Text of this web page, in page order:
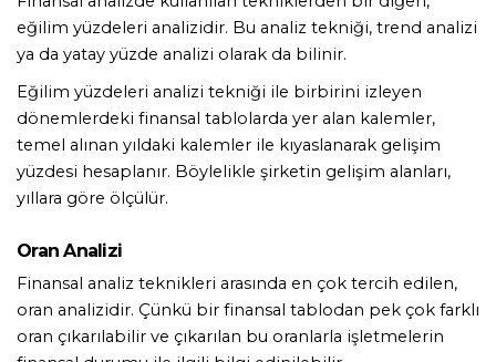
eğilim yüzdeleri analizidir. Bu analiz tekniği, trend analizi
ya da yatay yüzde analizi olarak da bilinir.
Eğilim yüzdeleri analizi tekniği ile birbirini izleyen
dönemlerdeki finansal tablolarda yer alan kalemler,
temel alınan yıldaki kalemler ile kıyaslanarak gelişim
yüzdesi hesaplanır. Böylelikle şirketin gelişim alanları,
yıllara göre ölçülür.
Oran Analizi
Finansal analiz teknikleri arasında en çok tercih edilen,
oran analizidir. Çünkü bir finansal tablodan pek çok farklı
oran çıkarılabilir ve çıkarılan bu oranlarla işletmelerin